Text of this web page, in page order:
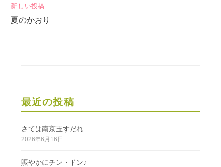
ビ
新しい投稿
夏のかおり
最近の投稿
さては南京玉すだれ
2026年6月16日
賑やかにチン・ドン♪